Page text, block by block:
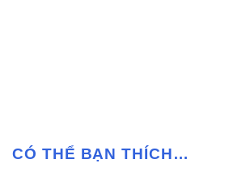
CÓ THỂ BẠN THÍCH…